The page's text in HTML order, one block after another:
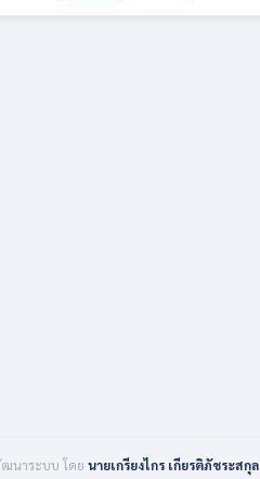
นาระบบ โดย นายเกรียงไกร เกียรติภัชระสกุล